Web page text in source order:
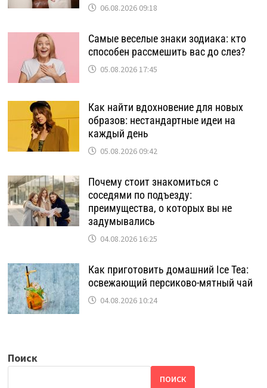
06.08.2026 09:18
Самые веселые знаки зодиака: кто
способен рассмешить вас до слез?
05.08.2026 17:45
Как найти вдохновение для новых
образов: нестандартные идеи на
каждый день
05.08.2026 09:42
Почему стоит знакомиться с
соседями по подъезду:
преимущества, о которых вы не
задумывались
04.08.2026 16:25
Как приготовить домашний Ice Tea:
освежающий персиково-мятный чай
04.08.2026 10:24
Поиск
ПОИСК